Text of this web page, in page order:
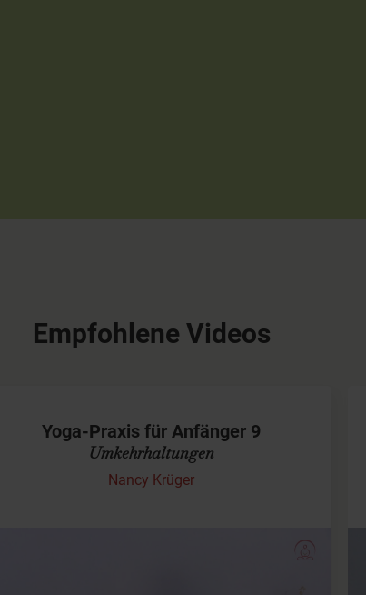
Empfohlene Videos
Yoga-Praxis für Anfänger 9
Umkehrhaltungen
Nancy Krüger